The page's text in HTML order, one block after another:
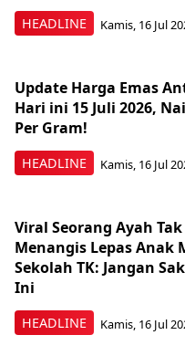
HEADLINE Kamis, 16 Jul
HEADLINE
Update Harga Emas
Hari ini 15 Juli 2026,
Per Gram!
Kamis, 16 Jul
HEADLINE
Viral Seorang Ayah
Menangis Lepas Anak
Sekolah TK: Jangan
Ini
Kamis, 16 Jul